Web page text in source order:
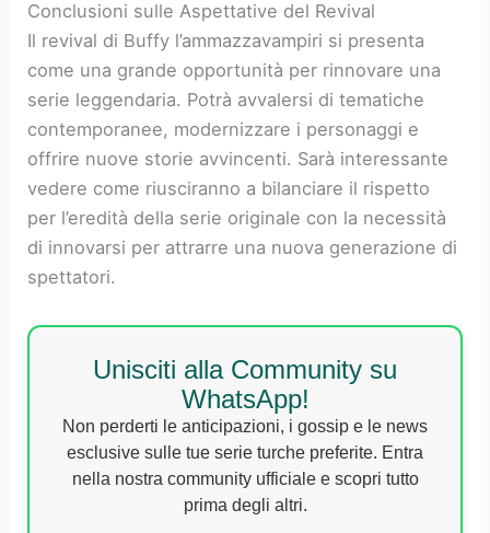
Conclusioni sulle Aspettative del Revival
Il revival di Buffy l’ammazzavampiri si presenta
come una grande opportunità per rinnovare una
serie leggendaria. Potrà avvalersi di tematiche
contemporanee, modernizzare i personaggi e
offrire nuove storie avvincenti. Sarà interessante
vedere come riusciranno a bilanciare il rispetto
per l’eredità della serie originale con la necessità
di innovarsi per attrarre una nuova generazione di
spettatori.
Unisciti alla Community su
WhatsApp!
Non perderti le anticipazioni, i gossip e le news
esclusive sulle tue serie turche preferite. Entra
nella nostra community ufficiale e scopri tutto
prima degli altri.